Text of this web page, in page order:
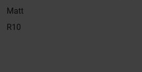
Matt
R10